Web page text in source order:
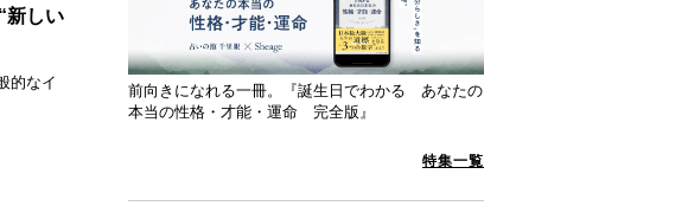
新しい
的なイ
前向きになれる一冊。『誕生日でわかる あなたの
本当の性格・才能・運命 完全版』
特集一覧